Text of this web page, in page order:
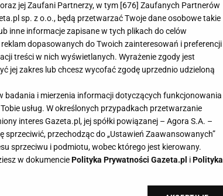
jej Zaufani Partnerzy, w tym [676] Zaufanych Partnerów
sp. z o.o., będą przetwarzać Twoje dane osobowe takie
inne informacje zapisane w tych plikach do celów
dopasowanych do Twoich zainteresowań i preferencji
treści w nich wyświetlanych. Wyrażenie zgody jest
jej zakres lub chcesz wycofać zgodę uprzednio udzieloną
badania i mierzenia informacji dotyczących funkcjonowania
usług. W określonych przypadkach przetwarzanie
interes Gazeta.pl, jej spółki powiązanej – Agora S.A. –
przechodząc do „Ustawień Zaawansowanych”
sprzeciwu i podmiotu, wobec którego jest kierowany.
w dokumenciePolityka Prywatności Gazeta.pl iPolityka